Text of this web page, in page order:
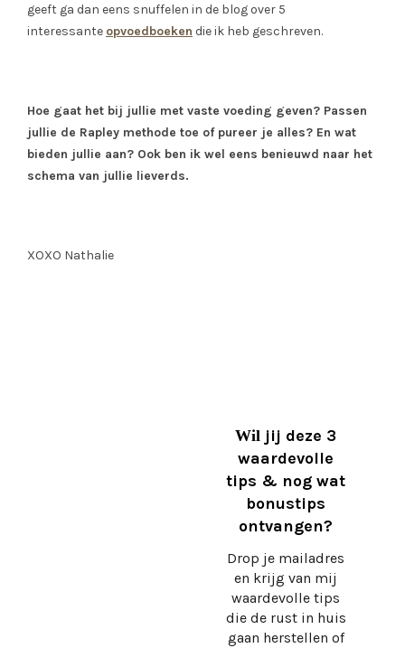
geeft ga dan eens snuffelen in de blog over 5
interessante opvoedboeken die ik heb geschreven.
Hoe gaat het bij jullie met vaste voeding geven? Passen
jullie de Rapley methode toe of pureer je alles? En wat
bieden jullie aan? Ook ben ik wel eens benieuwd naar het
schema van jullie lieverds.
XOXO Nathalie
Wil jij deze 3
waardevolle
tips & nog wat
bonustips
ontvangen?
Drop je mailadres
en krijg van mij
waardevolle tips
die de rust in huis
gaan herstellen of